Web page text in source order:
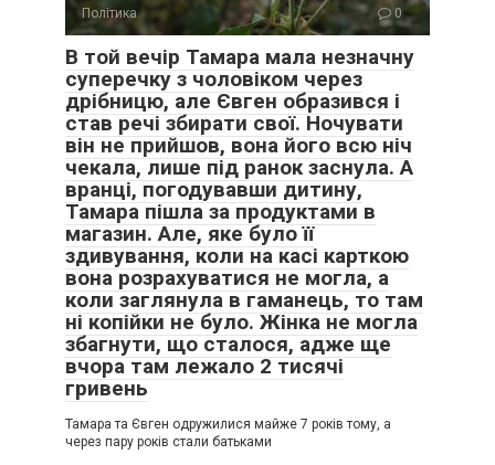
Політика 0
В той вечір Тамара мала незначну
суперечку з чоловіком через
дрібницю, але Євген образився і
став речі збирати свої. Ночувати
він не прийшов, вона його всю ніч
чекала, лише під ранок заснула. А
вранці, погодувавши дитину,
Тамара пішла за продуктами в
магазин. Але, яке було її
здивування, коли на касі карткою
вона розрахуватися не могла, а
коли заглянула в гаманець, то там
ні копійки не було. Жінка не могла
збагнути, що сталося, адже ще
вчора там лежало 2 тисячі
гривень
Тамара та Євген одружилися майже 7 років тому, а
через пару років стали батьками